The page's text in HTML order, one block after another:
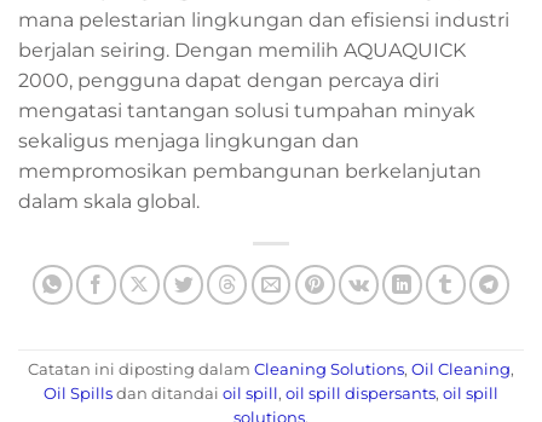
mana pelestarian lingkungan dan efisiensi industri
berjalan seiring. Dengan memilih AQUAQUICK
2000, pengguna dapat dengan percaya diri
mengatasi tantangan solusi tumpahan minyak
sekaligus menjaga lingkungan dan
mempromosikan pembangunan berkelanjutan
dalam skala global.
Catatan ini diposting dalam Cleaning Solutions, Oil Cleaning,
Oil Spills dan ditandai oil spill, oil spill dispersants, oil spill
solutions.